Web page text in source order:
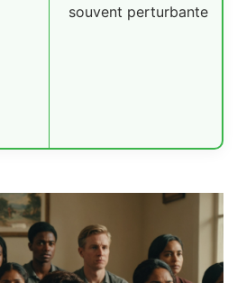
souvent perturbante